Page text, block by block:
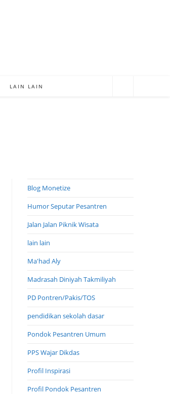
LAIN LAIN
Blog Monetize
Humor Seputar Pesantren
Jalan Jalan Piknik Wisata
lain lain
Ma'had Aly
Madrasah Diniyah Takmiliyah
PD Pontren/Pakis/TOS
pendidikan sekolah dasar
Pondok Pesantren Umum
PPS Wajar Dikdas
Profil Inspirasi
Profil Pondok Pesantren